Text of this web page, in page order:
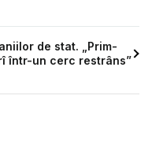
de stat. „Prim-
într-un cerc restrâns”